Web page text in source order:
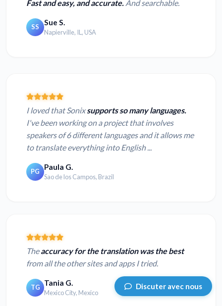
Fast and easy, and accurate. And searchable.
SS Sue S.
Napierville, IL, USA
I loved that Sonixsupports so many languages.
I've been working on a project that involves
speakers of 6 different languages and it allows me
to translate everything into English ...
PG Paula G.
Sao de los Campos, Brazil
Theaccuracy for the translation was the best
from all the other sites and apps I tried.
TG Tania G.
Mexico City, Mexico
Discuter avec nous